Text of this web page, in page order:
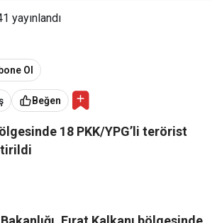
yayınlandı
Ol
Beğen
18 PKK/YPG’li terörist